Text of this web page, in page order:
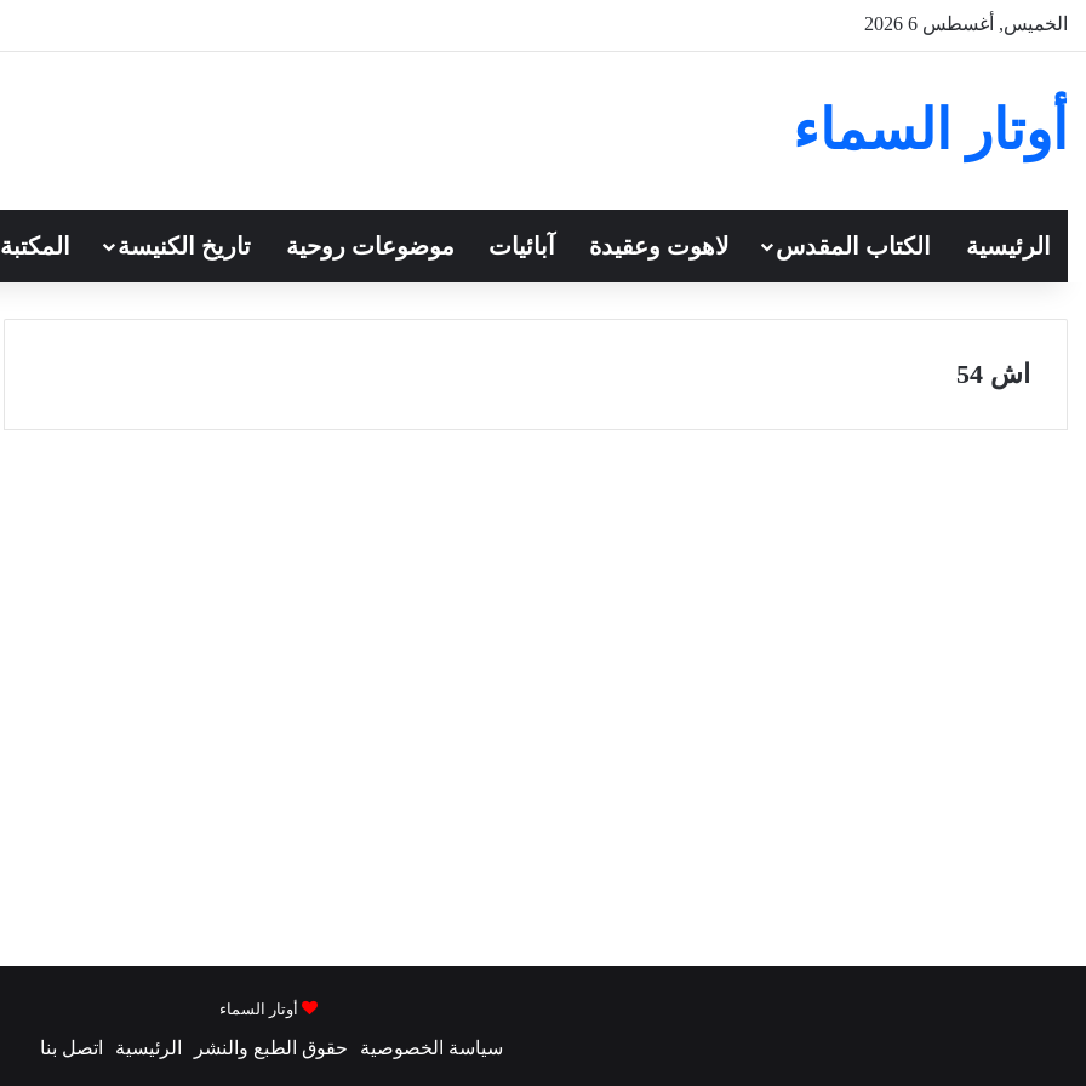
الخميس, أغسطس 6 2026
أوتار السماء
الرئيسية الكتاب المقدس لاهوت وعقيدة آبائيات موضوعات روحية تاريخ الكنيسة المكتبة
اش 54
أوتار السماء
سياسة الخصوصية حقوق الطبع والنشر الرئيسية اتصل بنا